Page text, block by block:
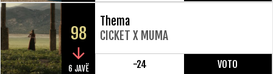
98
6 JAVË
Thema
CICKET X MUMA
-24 VOTO